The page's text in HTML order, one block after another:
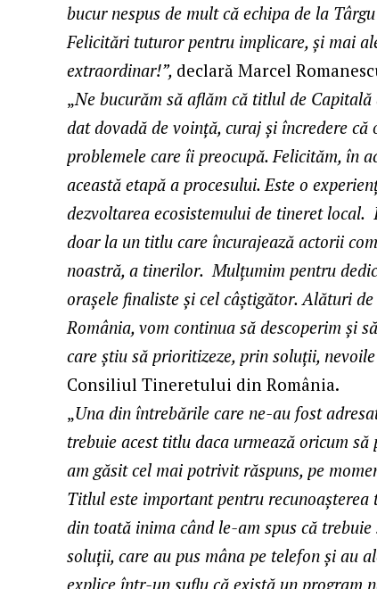
bucur nespus de mult că echipa de la
Felicitări tuturor pentru implicare, și mai
extraordinar!”, declară Marcel
„Ne bucurăm să aflăm că titlul de
dat dovadă de voință, curaj și încredere
problemele care îi preocupă. Felicităm, în
această etapă a procesului. Este o
dezvoltarea ecosistemului de tineret
doar la un titlu care încurajează actorii
noastră, a tinerilor. Mulțumim pentru
orașele finaliste și cel câștigător. Alături
România, vom continua să descoperim și
care știu să prioritizeze, prin soluții,
Consiliul Tineretului din România.
„Una din întrebările care ne-au fost
trebuie acest titlu daca urmează oricum
am găsit cel mai potrivit răspuns, pe
Titlul este important pentru
din toată inima când le-am spus că
soluții, care au pus mâna pe telefon și au
explice într-un suflu că există un program